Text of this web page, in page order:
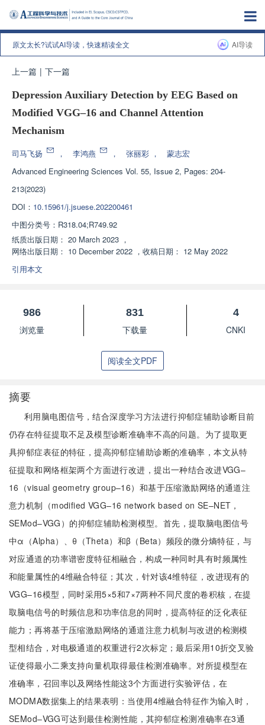
原文太长?试试AI导读，快速精读全文 AI导读
上一篇 | 下一篇
Depression Auxiliary Detection by EEG Based on
Modified VGG–16 and Channel Attention
Mechanism
司马飞扬 ， 李鸿燕 ， 张丽彩 ，
蒙志宏
Advanced Engineering Sciences Vol. 55, Issue 2, Pages: 204-
213(2023)
DOI： 10.15961/j.jsuese.202200461
中图分类号： R318.04;R749.92
纸质出版日期： 20 March 2023 ，
网络出版日期： 10 December 2022 ， 收稿日期： 12 May 2022
引用本文
986
浏览量
831
下载量
4
CNKI
阅读全文PDF
摘要
利用脑电图信号，结合深度学习方法进行抑郁症辅助诊断目前
仍存在特征提取不足及模型诊断准确率不高的问题。为了提取更
具抑郁症表征的特征，提高抑郁症辅助诊断的准确率，本文从特
征提取和网络框架两个方面进行改进，提出一种结合改进VGG–
16（visual geometry group–16）和基于压缩激励网络的通道注
意力机制（modified VGG–16 network based on SE–NET，
SEMod–VGG）的抑郁症辅助检测模型。首先，提取脑电图信号
中α（Alpha）、θ（Theta）和β（Beta）频段的微分熵特征，与
对应通道的功率谱密度特征相融合，构成一种同时具有时频属性
和能量属性的4维融合特征；其次，针对该4维特征，改进现有的
VGG–16模型，同时采用5×5和7×7两种不同尺度的卷积核，在提
取脑电信号的时频信息和功率信息的同时，提高特征的泛化表征
能力；再将基于压缩激励网络的通道注意力机制与改进的检测模
型相结合，对电极通道的权重进行2次标定；最后采用10折交叉验
证使得最小二乘支持向量机取得最佳检测准确率。对所提模型在
准确率，召回率以及网络性能这3个方面进行实验评估，在
MODMA数据集上的结果表明：当使用4维融合特征作为输入时，
SEMod–VGG可达到最佳检测性能，其抑郁症检测准确率在3通